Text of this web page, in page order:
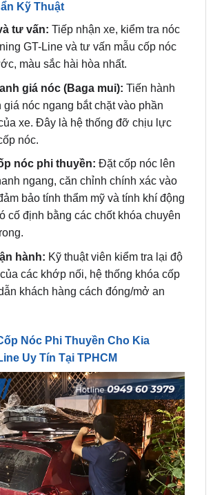
GT-Line và tư vấn mẫu cốp nóc
màu sắc hài hòa nhất.
giá nóc (Baga mui):Tiến hành
nóc ngang bắt chặt vào phần
xe. Đây là hệ thống đỡ chịu lực
nóc.
nóc phi thuyền:Đặt cốp nóc lên
ngang, căn chỉnh chính xác vào
bảo tính thẩm mỹ và tính khí động
cố định bằng các chốt khóa chuyên
hành:Kỹ thuật viên kiểm tra lại độ
các khớp nối, hệ thống khóa cốp
khách hàng cách đóng/mở an
Nóc Phi Thuyền Cho Kia